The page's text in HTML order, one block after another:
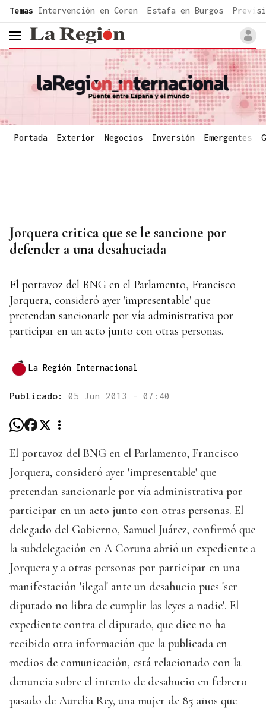
common.go-to-content
Temas Intervención en Coren Estafa en Burgos
header.menu.open
Portada Exterior Negocios Inversión Emergentes
Jorquera critica que se le sancione por
defender a una desahuciada
El portavoz del BNG en el Parlamento, Francisco
Jorquera, consideró ayer 'impresentable' que
pretendan sancionarle por vía administrativa por
participar en un acto junto con otras personas.
La Región Internacional
Publicado: 05 Jun 2013 - 07:40
El portavoz del BNG en el Parlamento, Francisco
Jorquera, consideró ayer 'impresentable' que
pretendan sancionarle por vía administrativa por
participar en un acto junto con otras personas. El
delegado del Gobierno, Samuel Juárez, confirmó que
la subdelegación en A Coruña abrió un expediente a
Jorquera y a otras personas por participar en una
manifestación 'ilegal' ante un desahucio pues 'ser
diputado no libra de cumplir las leyes a nadie'. El
expediente contra el diputado, que dice no ha
recibido otra información que la publicada en
medios de comunicación, está relacionado con la
denuncia sobre el intento de desahucio en febrero
pasado de Aurelia Rey, una mujer de 85 años que